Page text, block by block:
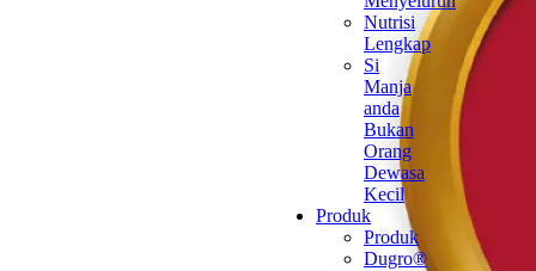
Nutrisi
Lengkap
Si
Manja
anda
Bukan
Orang
Dewasa
Kecil
Produk
Produk
Dugro®